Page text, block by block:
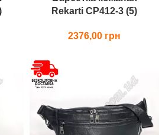
Rekarti СР412-3 (5)
2376,00